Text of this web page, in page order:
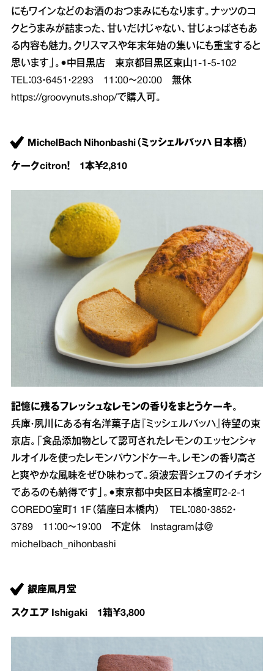
にもワインなどのお酒のおつまみにもなります。ナッツのコ
クとうまみが詰まった、甘いだけじゃない、甘じょっぱさもあ
る内容も魅力。クリスマスや年末年始の集いにも重宝すると
思います」。●中目黒店 東京都目黒区東山1‐1‐5‐102
TEL：03・6451・2293 11：00～20：00 無休
https://groovynuts.shop/で購入可。
MichelBach Nihonbashi（ミッシェルバッハ 日本橋）
ケークcitron！ 1本￥2,810
記憶に残るフレッシュなレモンの香りをまとうケーキ。
兵庫・夙川にある有名洋菓子店『ミッシェルバッハ』待望の東
京店。「食品添加物として認可されたレモンのエッセンシャ
ルオイルを使ったレモンパウンドケーキ。レモンの香り高さ
と爽やかな風味をぜひ味わって。須波宏晋シェフのイチオシ
であるのも納得です」。●東京都中央区日本橋室町2‐2‐1
COREDO室町1 1F（箔座日本橋内） TEL：080・3852・
3789 11：00～19：00 不定休 Instagramは＠
michelbach_nihonbashi
銀座凮月堂
スクエア Ishigaki 1箱￥3,800